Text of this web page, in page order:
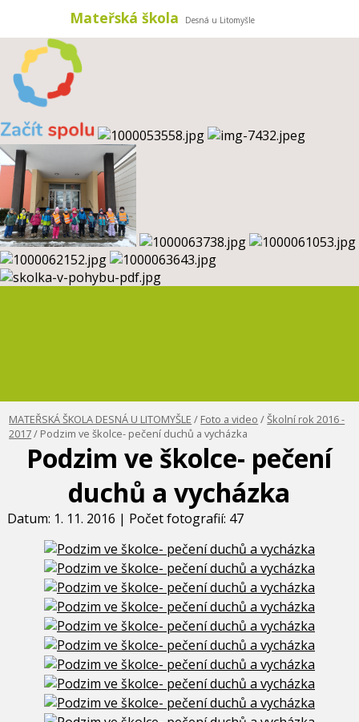
Mateřská škola Desná u Litomyšle
MATEŘSKÁ ŠKOLA DESNÁ U LITOMYŠLE / Foto a video /Školní rok 2016 -
2017/ Podzim ve školce- pečení duchů a vycházka
Podzim ve školce- pečení
duchů a vycházka
Datum: 1. 11. 2016 | Počet fotografií: 47